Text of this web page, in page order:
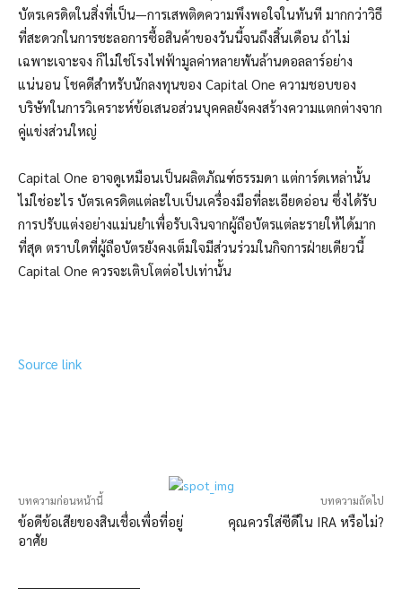
บัตรเครดิตในสิ่งที่เป็น—การเสพติดความพึงพอใจในทันที มากกว่าวิธี
ที่สะดวกในการชะลอการซื้อสินค้าของวันนี้จนถึงสิ้นเดือน ถ้าไม่
เฉพาะเจาะจง ก็ไม่ใช่โรงไฟฟ้ามูลค่าหลายพันล้านดอลลาร์อย่าง
แน่นอน โชคดีสำหรับนักลงทุนของ Capital One ความชอบของ
บริษัทในการวิเคราะห์ข้อเสนอส่วนบุคคลยังคงสร้างความแตกต่างจาก
คู่แข่งส่วนใหญ่
Capital One อาจดูเหมือนเป็นผลิตภัณฑ์ธรรมดา แต่การ์ดเหล่านั้น
ไม่ใช่อะไร บัตรเครดิตแต่ละใบเป็นเครื่องมือที่ละเอียดอ่อน ซึ่งได้รับ
การปรับแต่งอย่างแม่นยำเพื่อรับเงินจากผู้ถือบัตรแต่ละรายให้ได้มาก
ที่สุด ตราบใดที่ผู้ถือบัตรยังคงเต็มใจมีส่วนร่วมในกิจการฝ่ายเดียวนี้
Capital One ควรจะเติบโตต่อไปเท่านั้น
Source link
บทความก่อนหน้านี้
ข้อดีข้อเสียของสินเชื่อเพื่อที่อยู่
อาศัย
บทความถัดไป
คุณควรใส่ซีดีใน IRA หรือไม่?